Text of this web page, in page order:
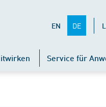
EN DE
Service für